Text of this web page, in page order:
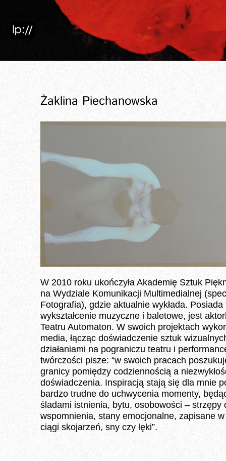
Żaklina Piechanowska
W 2010 roku ukończyła Akademię Sztuk
na Wydziale Komunikacji Multimedialnej
Fotografia), gdzie aktualnie wykłada. Posiada
wykształcenie muzyczne i baletowe, jest
Teatru Automaton. W swoich projektach
media, łącząc doświadczenie sztuk
działaniami na pograniczu teatru i
twórczości pisze: “w swoich pracach
granicy pomiędzy codziennością a
doświadczenia. Inspiracją stają się dla mnie
bardzo trudne do uchwycenia momenty,
śladami istnienia, bytu, osobowości – strzępy
wspomnienia, stany emocjonalne, zapisane
ciągi skojarzeń, sny czy lęki”.